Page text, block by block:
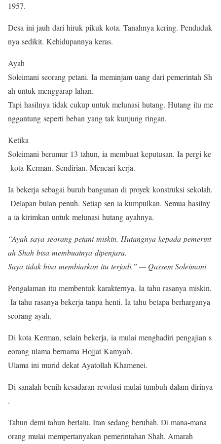
1957.
Desa ini jauh dari hiruk pikuk kota. Tanahnya kering. Penduduk
nya sedikit. Kehidupannya keras.
Ayah
Soleimani seorang petani. Ia meminjam uang dari pemerintah Sh
ah untuk menggarap lahan.
Tapi hasilnya tidak cukup untuk melunasi hutang. Hutang itu me
nggantung seperti beban yang tak kunjung ringan.
Ketika
Soleimani berumur 13 tahun, ia membuat keputusan. Ia pergi ke
kota Kerman. Sendirian. Mencari kerja.
Ia bekerja sebagai buruh bangunan di proyek konstruksi sekolah.
Delapan bulan penuh. Setiap sen ia kumpulkan. Semua hasilny
a ia kirimkan untuk melunasi hutang ayahnya.
“Ayah saya seorang petani miskin. Hutangnya kepada pemerint
ah Shah bisa membuatnya dipenjara.
Saya tidak bisa membiarkan itu terjadi.” — Qassem Soleimani
Pengalaman itu membentuk karakternya. Ia tahu rasanya miskin.
Ia tahu rasanya bekerja tanpa henti. Ia tahu betapa berharganya
seorang ayah.
Di kota Kerman, selain bekerja, ia mulai menghadiri pengajian s
eorang ulama bernama Hojjat Kamyab.
Ulama ini murid dekat Ayatollah Khamenei.
Di sanalah benih kesadaran revolusi mulai tumbuh dalam dirinya
.
Tahun demi tahun berlalu. Iran sedang berubah. Di mana-mana
orang mulai mempertanyakan pemerintahan Shah. Amarah